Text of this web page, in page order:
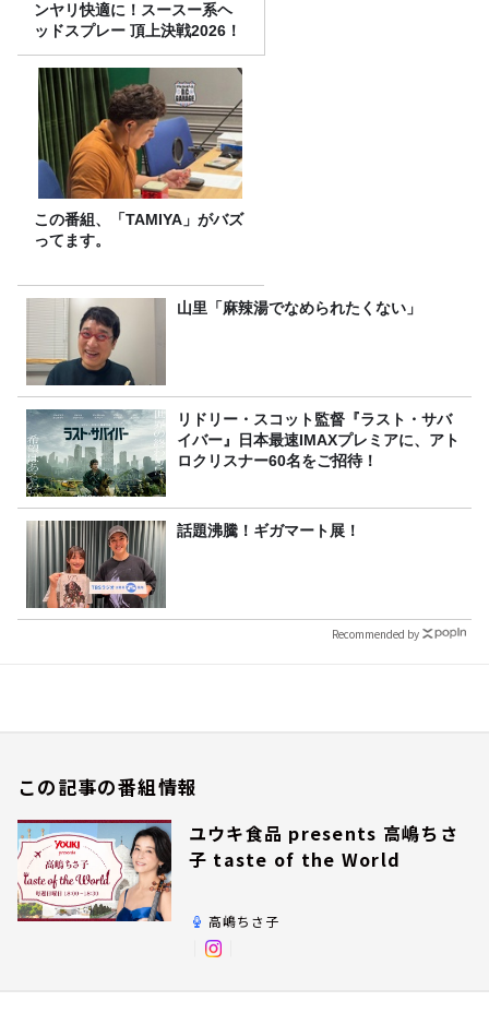
ンヤリ快適に！スースー系ヘ
ッドスプレー 頂上決戦2026！
この番組、「TAMIYA」がバズ
ってます。
山里「麻辣湯でなめられたくない」
リドリー・スコット監督『ラスト・サバ
イバー』日本最速IMAXプレミアに、アト
ロクリスナー60名をご招待！
話題沸騰！ギガマート展！
Recommended by
この記事の番組情報
ユウキ食品 presents 高嶋ちさ
子 taste of the World
高嶋ちさ子